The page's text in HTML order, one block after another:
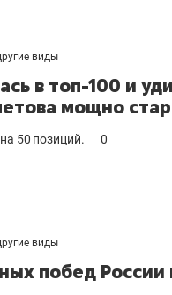
виды
в топ-100 и
мощно
50 позиций. 0
виды
побед